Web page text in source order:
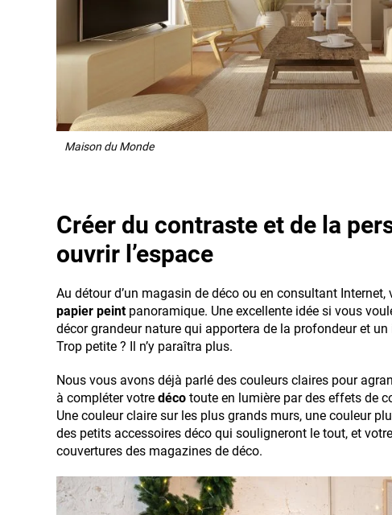
Maison du Monde
Créer du contraste et de la
ouvrir l’espace
Au détour d’un magasin de déco ou en consultant Internet,
papier peintpanoramique. Une excellente idée si vous
décor grandeur nature qui apportera de la profondeur et
Trop petite ? Il n’y paraîtra plus.
Nous vous avons déjà parlé des couleurs claires pour
à compléter votre déco toute en lumière par des effets de
Une couleur claire sur les plus grands murs, une couleur
des petits accessoires déco qui souligneront le tout, et
couvertures des magazines de déco.